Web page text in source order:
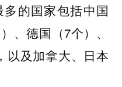
的国家包括中国
、德国（7个）、
以及加拿大、日本